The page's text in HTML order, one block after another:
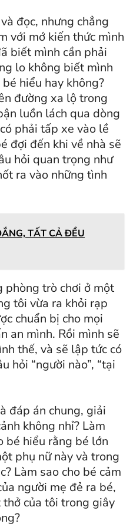
đọc, nhưng chẳng
với mớ kiến thức mình
biết mình cần phải
lo không biết mình
hiểu hay không?
đường xa lộ trong
luồn lách qua dòng
phải tấp xe vào lề
đợi đến khi về nhà sẽ
hỏi quan trọng như
ra vào những tình
TẤT CẢ ĐỀU
phòng trò chơi ở một
tôi vừa ra khỏi rạp
chuẩn bị cho mọi
an mình. Rồi mình sẽ
thế, và sẽ lập tức có
hỏi “người nào”, “tại
đáp án chung, giải
không nhỉ? Làm
bé hiểu rằng bé lớn
phụ nữ này và trong
Làm sao cho bé cảm
người mẹ đẻ ra bé,
của tôi trong giây